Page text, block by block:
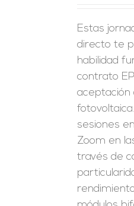
Estas
directo te
habilidad
contrato
aceptación
sesiones
Zoom en
través de